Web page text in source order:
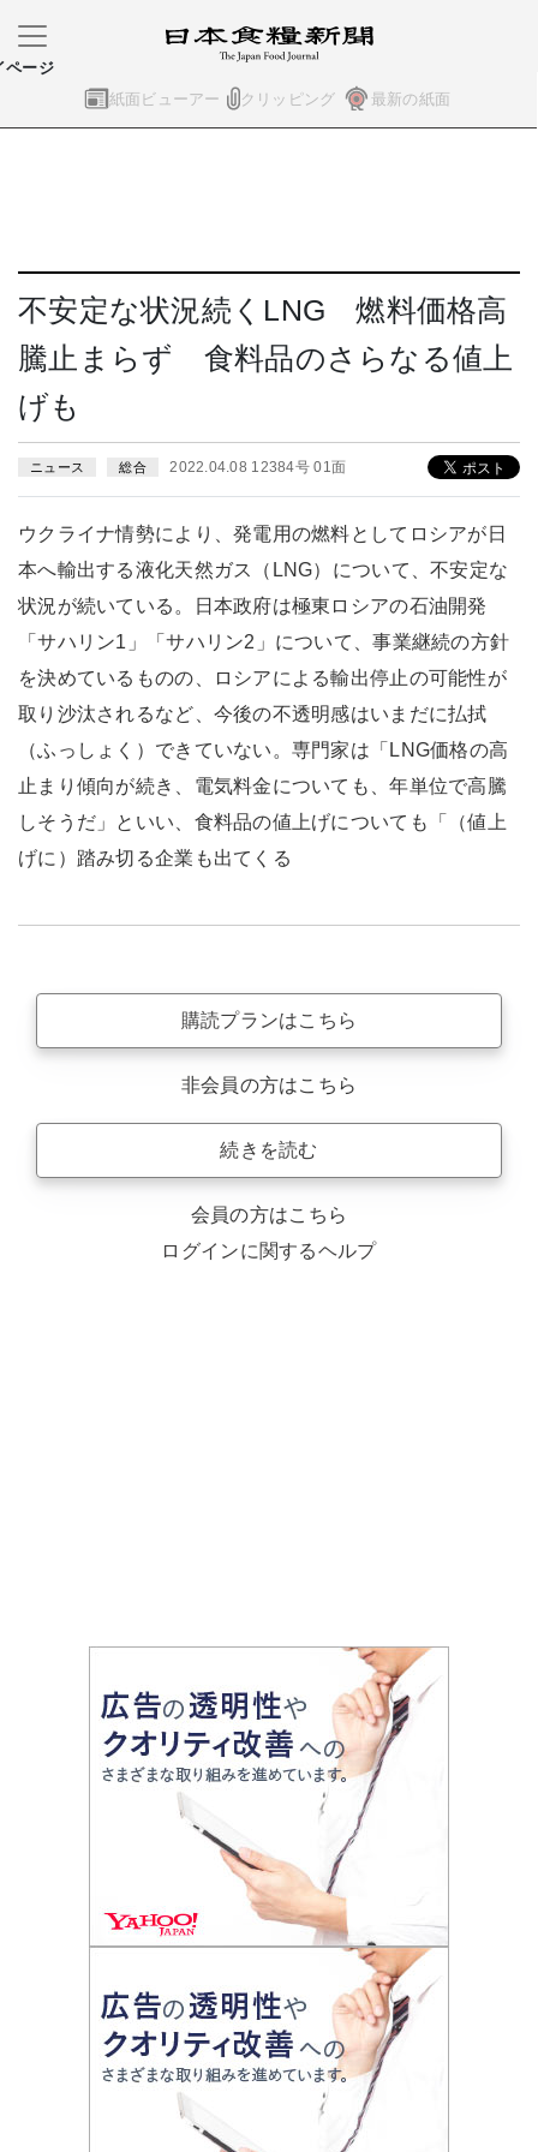
紙面ビューアー クリッピング 最新の紙面
ページ
不安定な状況続くLNG 燃料価格高
騰止まらず 食料品のさらなる値上
げも
ニュース 総合 2022.04.08 12384号 01面
ウクライナ情勢により、発電用の燃料としてロシアが日
本へ輸出する液化天然ガス（LNG）について、不安定な
状況が続いている。日本政府は極東ロシアの石油開発
「サハリン1」「サハリン2」について、事業継続の方針
を決めているものの、ロシアによる輸出停止の可能性が
取り沙汰されるなど、今後の不透明感はいまだに払拭
（ふっしょく）できていない。専門家は「LNG価格の高
止まり傾向が続き、電気料金についても、年単位で高騰
しそうだ」といい、食料品の値上げについても「（値上
げに）踏み切る企業も出てくる
購読プランはこちら
非会員の方はこちら
続きを読む
会員の方はこちら
ログインに関するヘルプ